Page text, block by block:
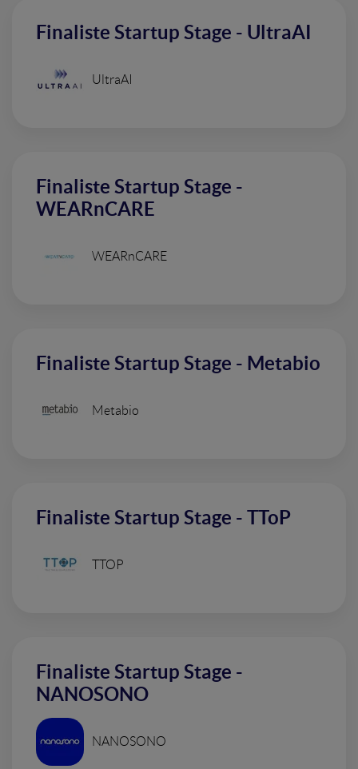
Finaliste Startup Stage - UltraAI
UltraAI
Finaliste Startup Stage -
WEARnCARE
WEARnCARE
Finaliste Startup Stage - Metabio
Metabio
Finaliste Startup Stage - TToP
TTOP
Finaliste Startup Stage -
NANOSONO
NANOSONO